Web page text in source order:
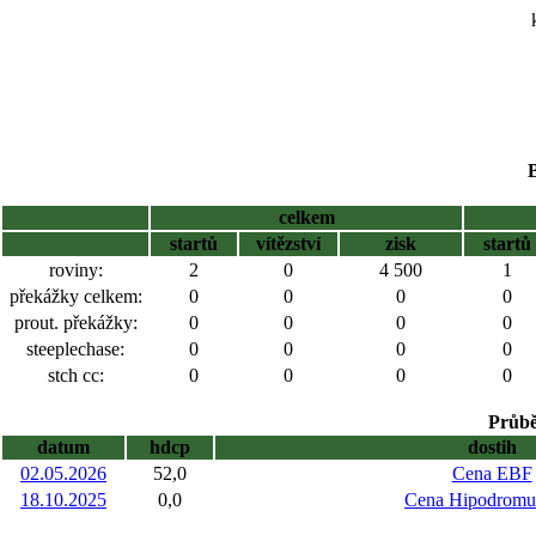
celkem
startů
vítězství zisk
startů
roviny:
2 0 4 500
1
překážky celkem:
0 0 0
0
prout. překážky:
0 0 0
0
steeplechase:
0 0 0
0
stch cc:
0 0 0 0
datum
hdcp
dostih
02.05.2026
52,0
Cena EBF
18.10.2025
0,0 Cena